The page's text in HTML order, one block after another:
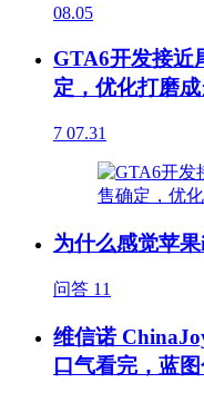
08.05
GTA6开发接近
定，优化打磨
7 07.31
为什么感觉苹
问答 11
维信诺
口气看完，蓝